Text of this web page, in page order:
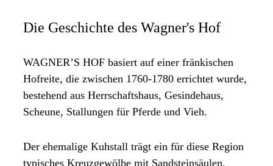
Die Geschichte des Wagner's Hof
WAGNER’S HOF basiert auf einer fränkischen
Hofreite, die zwischen 1760-1780 errichtet wurde,
bestehend aus Herrschaftshaus, Gesindehaus,
Scheune, Stallungen für Pferde und Vieh.
Der ehemalige Kuhstall trägt ein für diese Region
typisches Kreuzgewölbe mit Sandsteinsäulen.